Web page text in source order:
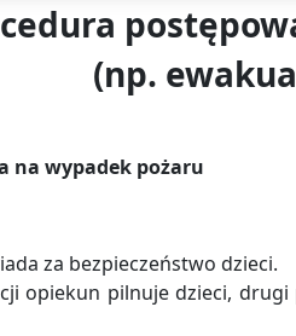
(np.
na wypadek pożaru
za bezpieczeństwo dzieci.
opiekun pilnuje dzieci,